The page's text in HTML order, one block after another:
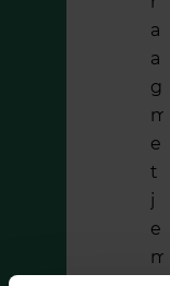
a
a
g
m
e
t
j
e
m